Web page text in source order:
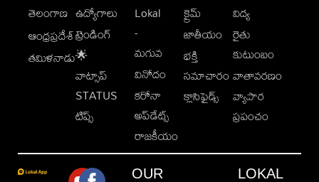
తెలంగాణ
ఆంధ్రప్రదేశ్
తమిళనాడు
ఉద్యోగాలు
ట్రెండింగ్
🌟
వాట్సాప్
STATUS
టిప్స్
Lokal
-
మగువ
వినోదం
కరోనా
అప్‌డేట్స్
రాజకీయం
క్రైమ్
జాతీయం
భక్తి
సమాచారం
క్లాసిఫైడ్స్
విద్య
రైతు
కుటుంబం
వాతావరణం
వ్యాపార
ప్రపంచం
OUR
LOKAL